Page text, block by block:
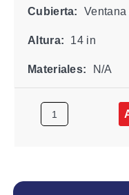
Cubierta:
Ventana
Altura: 14 in
Materiales: N/A